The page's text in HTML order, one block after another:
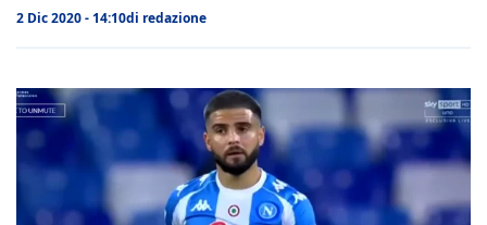
2 Dic 2020 - 14:10di redazione